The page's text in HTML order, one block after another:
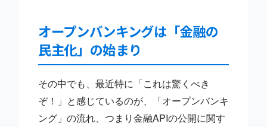
オープンバンキングは「金融の
民主化」の始まり
その中でも、最近特に「これは驚くべき
ぞ！」と感じているのが、「オープンバンキ
ング」の流れ、つまり金融APIの公開に関す